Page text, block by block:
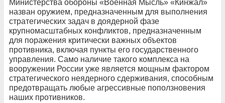
Министерства обороны «Военная Мысль» «Кинжал»
назван оружием, предназначенным для выполнения
стратегических задач в доядерной фазе
крупномасштабных конфликтов, предназначенным
для поражения критически важных объектов
противника, включая пункты его государственного
управления. Само наличие такого комплекса на
вооружении России уже является мощным фактором
стратегического неядерного сдерживания, способным
предотвращать любые агрессивные поползновения
наших противников.